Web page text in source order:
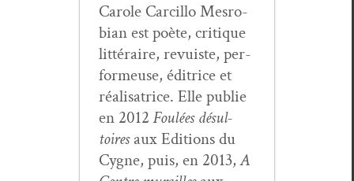
Car­ole Car­cil­lo Mes­ro­
bian est poète, cri­tique
lit­téraire, revuiste, per­
formeuse, éditrice et
réal­isatrice. Elle pub­lie
en 2012 Foulées désul­
toiresaux Edi­tions du
Cygne, puis, en 2013,A